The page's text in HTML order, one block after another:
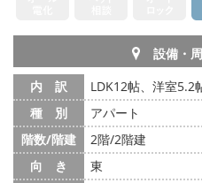
設備・
内 訳
LDK12帖、洋室5.2
種 別
アパート
階数/階建
2階/2階建
向 き
東